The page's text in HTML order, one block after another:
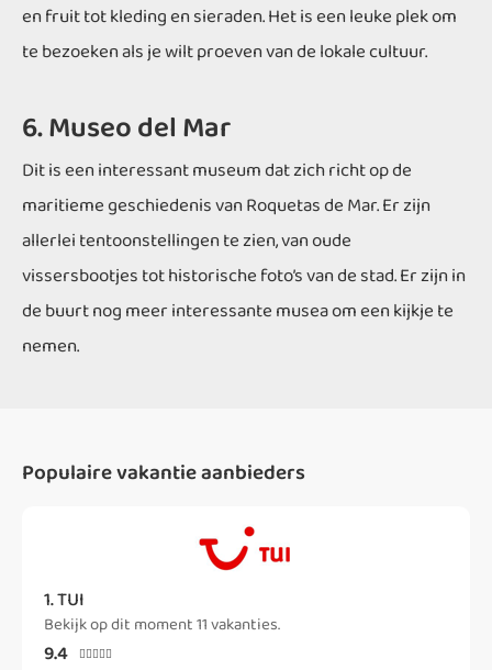
en fruit tot kleding en sieraden. Het is een leuke plek om
te bezoeken als je wilt proeven van de lokale cultuur.
6. Museo del Mar
Dit is een interessant museum dat zich richt op de
maritieme geschiedenis van Roquetas de Mar. Er zijn
allerlei tentoonstellingen te zien, van oude
vissersbootjes tot historische foto’s van de stad. Er zijn in
de buurt nog meer interessante musea om een kijkje te
nemen.
Populaire vakantie aanbieders
1. TUI
Bekijk op dit moment 11 vakanties.
9.4 